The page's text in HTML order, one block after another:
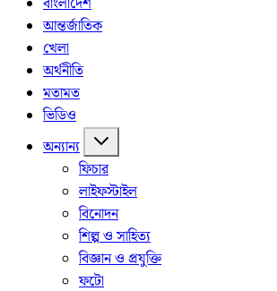
আন্তর্জাতিক
খেলা
অর্থনীতি
মতামত
ভিডিও
অন্যান্য
ফিচার
লাইফস্টাইল
বিনোদন
শিল্প ও সাহিত্য
বিজ্ঞান ও প্রযুক্তি
ফটো